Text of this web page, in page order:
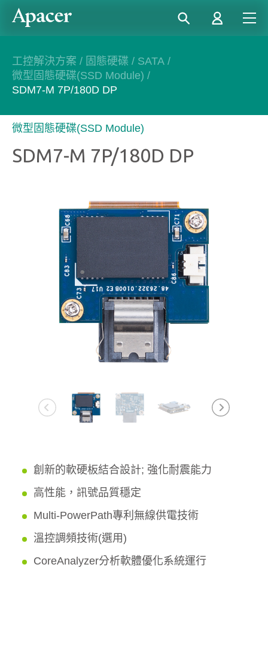
工控解決方案 / 固態硬碟 / SATA /
微型固態硬碟(SSD Module) /
SDM7-M 7P/180D DP
微型固態硬碟(SSD Module)
SDM7-M 7P/180D DP
創新的軟硬板結合設計; 強化耐震能力
高性能，訊號品質穩定
Multi-PowerPath專利無線供電技術
溫控調頻技術(選用)
CoreAnalyzer分析軟體優化系統運行